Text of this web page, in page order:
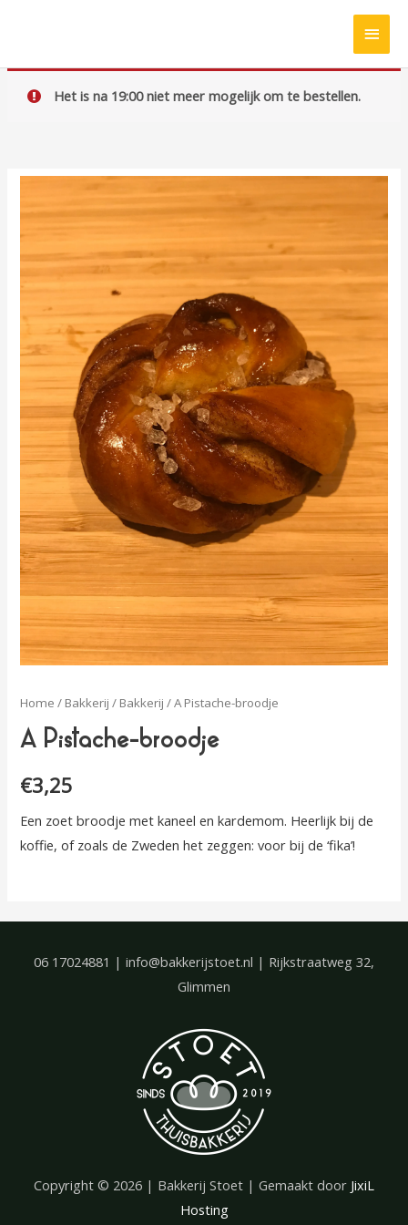
inhoud
Het is na 19:00 niet meer mogelijk om te bestellen.
Home / Bakkerij / Bakkerij / A Pistache-broodje
A Pistache-broodje
€3,25
Een zoet broodje met kaneel en kardemom. Heerlijk bij de
koffie, of zoals de Zweden het zeggen: voor bij de ‘fika’!
06 17024881 | info@bakkerijstoet.nl | Rijkstraatweg 32,
Glimmen
Copyright © 2026 | Bakkerij Stoet | Gemaakt door JixiL
Hosting